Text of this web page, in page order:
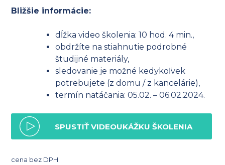
Bližšie informácie:
dĺžka video školenia: 10 hod. 4 min.,
obdržíte na stiahnutie podrobné
študijné materiály,
sledovanie je možné kedykoľvek
potrebujete (z domu / z kancelárie),
termín natáčania: 05.02. – 06.02.2024.
SPUSTIŤ VIDEOUKÁŽKU ŠKOLENIA
cena bez DPH